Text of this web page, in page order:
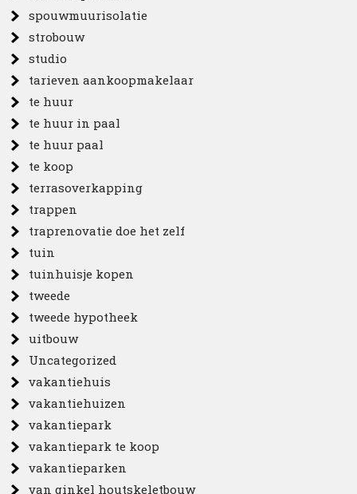
spouwmuurisolatie
strobouw
studio
tarieven aankoopmakelaar
te huur
te huur in paal
te huur paal
te koop
terrasoverkapping
trappen
traprenovatie doe het zelf
tuin
tuinhuisje kopen
tweede
tweede hypotheek
uitbouw
Uncategorized
vakantiehuis
vakantiehuizen
vakantiepark
vakantiepark te koop
vakantieparken
van ginkel houtskeletbouw